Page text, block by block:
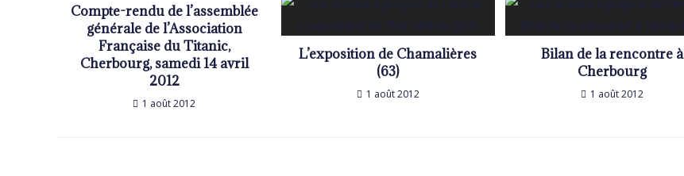
Compte-rendu de l’assemblée
générale de l’Association
Française du Titanic,
Cherbourg, samedi 14 avril
2012
1 août 2012
L’exposition de Chamalières
(63)
1 août 2012
Bilan de la rencontre à
Cherbourg
1 août 2012